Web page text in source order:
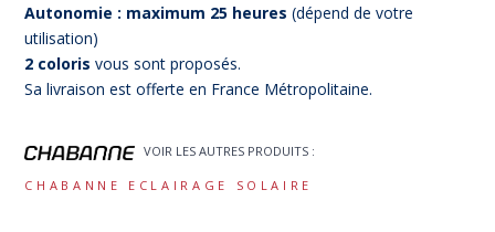
Autonomie : maximum 25 heures (dépend de votre
utilisation)
2 coloris vous sont proposés.
Sa livraison est offerte en France Métropolitaine.
VOIR LES AUTRES PRODUITS :
CHABANNE ECLAIRAGE SOLAIRE